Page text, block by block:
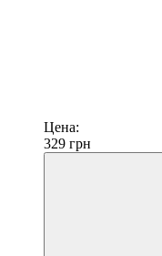
Цена:
329 грн